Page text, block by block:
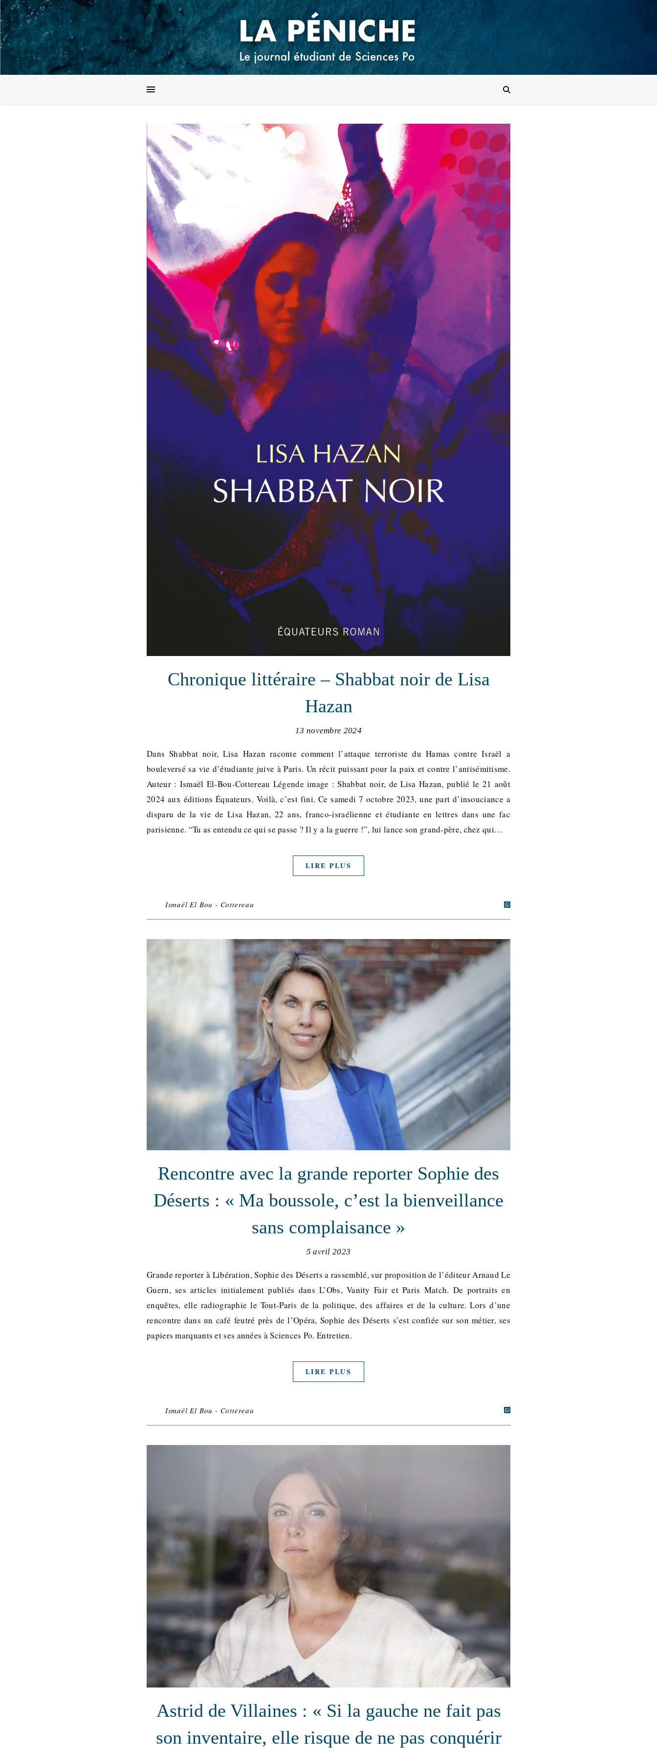
Chronique littéraire – Shabbat noir de Lisa
Hazan
13 novembre 2024
Dans Shabbat noir, Lisa Hazan raconte comment l’attaque terroriste du Hamas contre Israël a
bouleversé sa vie d’étudiante juive à Paris. Un récit puissant pour la paix et contre l’antisémitisme.
Auteur : Ismaël El-Bou-Cottereau Légende image : Shabbat noir, de Lisa Hazan, publié le 21 août
2024 aux éditions Équateurs. Voilà, c’est fini. Ce samedi 7 octobre 2023, une part d’insouciance a
disparu de la vie de Lisa Hazan, 22 ans, franco-israélienne et étudiante en lettres dans une fac
parisienne. “Tu as entendu ce qui se passe ? Il y a la guerre !”, lui lance son grand-père, chez qui…
LIRE PLUS
Ismaël El Bou - Cottereau
Rencontre avec la grande reporter Sophie des
Déserts : « Ma boussole, c’est la bienveillance
sans complaisance »
5 avril 2023
Grande reporter à Libération, Sophie des Déserts a rassemblé, sur proposition de l’éditeur Arnaud Le
Guern, ses articles initialement publiés dans L’Obs, Vanity Fair et Paris Match. De portraits en
enquêtes, elle radiographie le Tout-Paris de la politique, des affaires et de la culture. Lors d’une
rencontre dans un café feutré près de l’Opéra, Sophie des Déserts s’est confiée sur son métier, ses
papiers marquants et ses années à Sciences Po. Entretien.
LIRE PLUS
Ismaël El Bou - Cottereau
Astrid de Villaines : « Si la gauche ne fait pas
son inventaire, elle risque de ne pas conquérir